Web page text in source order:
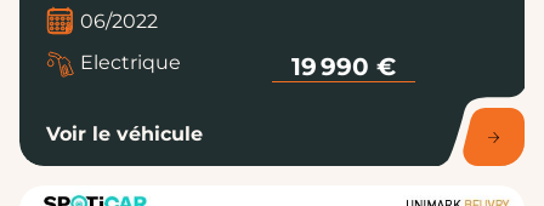
06/2022
Electrique
19 990 €
Voir le véhicule